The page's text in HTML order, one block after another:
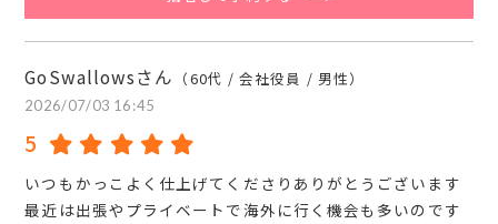
GoSwallowsさん （60代 / 会社役員 / 男性）
2026/07/03 16:45
5
いつもかっこよく仕上げてくださりありがとうございます
最近は出張やプライベートで海外に行く機会も多いのです